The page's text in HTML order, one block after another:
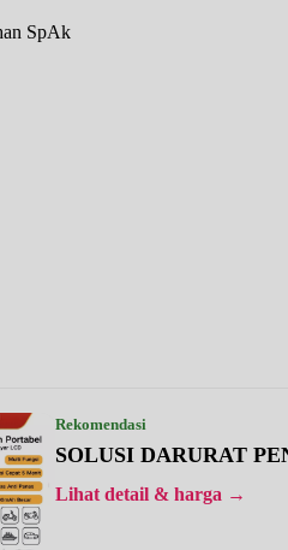
SpAk
Rekomendasi
SOLUSI DARURAT
Lihat detail & harga →